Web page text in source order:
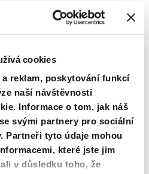
cookies
reklam, poskytování funkcí
naší návštěvnosti
Informace o tom, jak náš
svými partnery pro sociální
Partneři tyto údaje mohou
které jste jim
v důsledku toho, že
zamítnut. Žádost o vrácení
objednávku a přesného
na následující e-
Vaši žádost
zpracovávat.
– Pak neváhejte použít
v uvedeném pořadí.